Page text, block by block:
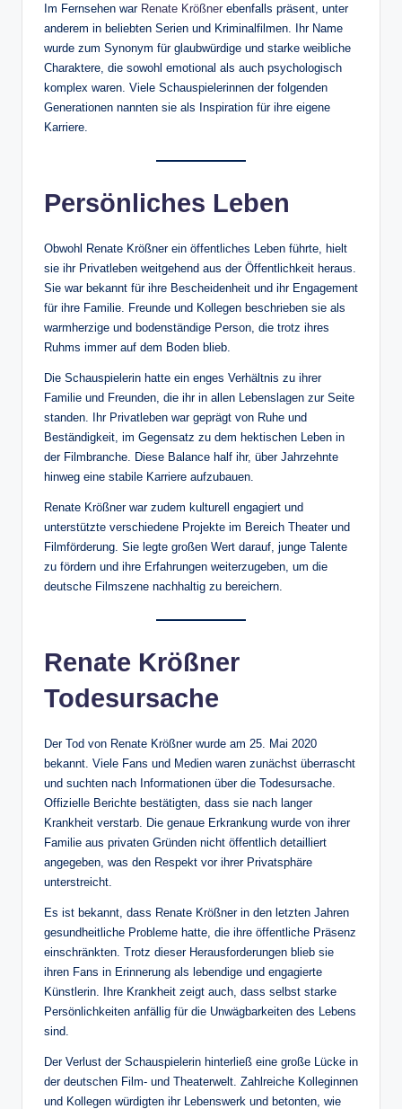
Im Fernsehen war Renate Krößner ebenfalls präsent, unter
anderem in beliebten Serien und Kriminalfilmen. Ihr Name
wurde zum Synonym für glaubwürdige und starke weibliche
Charaktere, die sowohl emotional als auch psychologisch
komplex waren. Viele Schauspielerinnen der folgenden
Generationen nannten sie als Inspiration für ihre eigene
Karriere.
Persönliches Leben
Obwohl Renate Krößner ein öffentliches Leben führte, hielt
sie ihr Privatleben weitgehend aus der Öffentlichkeit heraus.
Sie war bekannt für ihre Bescheidenheit und ihr Engagement
für ihre Familie. Freunde und Kollegen beschrieben sie als
warmherzige und bodenständige Person, die trotz ihres
Ruhms immer auf dem Boden blieb.
Die Schauspielerin hatte ein enges Verhältnis zu ihrer
Familie und Freunden, die ihr in allen Lebenslagen zur Seite
standen. Ihr Privatleben war geprägt von Ruhe und
Beständigkeit, im Gegensatz zu dem hektischen Leben in
der Filmbranche. Diese Balance half ihr, über Jahrzehnte
hinweg eine stabile Karriere aufzubauen.
Renate Krößner war zudem kulturell engagiert und
unterstützte verschiedene Projekte im Bereich Theater und
Filmförderung. Sie legte großen Wert darauf, junge Talente
zu fördern und ihre Erfahrungen weiterzugeben, um die
deutsche Filmszene nachhaltig zu bereichern.
Renate Krößner
Todesursache
Der Tod von Renate Krößner wurde am 25. Mai 2020
bekannt. Viele Fans und Medien waren zunächst überrascht
und suchten nach Informationen über die Todesursache.
Offizielle Berichte bestätigten, dass sie nach langer
Krankheit verstarb. Die genaue Erkrankung wurde von ihrer
Familie aus privaten Gründen nicht öffentlich detailliert
angegeben, was den Respekt vor ihrer Privatsphäre
unterstreicht.
Es ist bekannt, dass Renate Krößner in den letzten Jahren
gesundheitliche Probleme hatte, die ihre öffentliche Präsenz
einschränkten. Trotz dieser Herausforderungen blieb sie
ihren Fans in Erinnerung als lebendige und engagierte
Künstlerin. Ihre Krankheit zeigt auch, dass selbst starke
Persönlichkeiten anfällig für die Unwägbarkeiten des Lebens
sind.
Der Verlust der Schauspielerin hinterließ eine große Lücke in
der deutschen Film- und Theaterwelt. Zahlreiche Kolleginnen
und Kollegen würdigten ihr Lebenswerk und betonten, wie